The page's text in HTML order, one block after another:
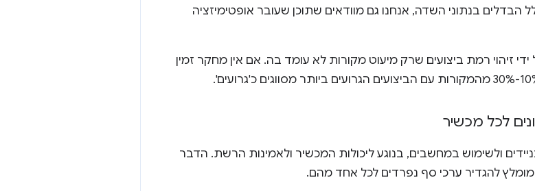
הבדלים בנתוני השדה, אנחנו גם מוודאים שתוכן שעובר אופטימיזציה
זיהוי רמת ביצועים שרק מיעוט מקורות לא עומד בה. אם אין מחקר זמין
לכל מכשיר
ולשימוש במחשבים, בנוגע ליכולות המכשיר ולאמינות הרשת. הדבר
להגדיר ערכי סף נפרדים לכל אחד מהם.